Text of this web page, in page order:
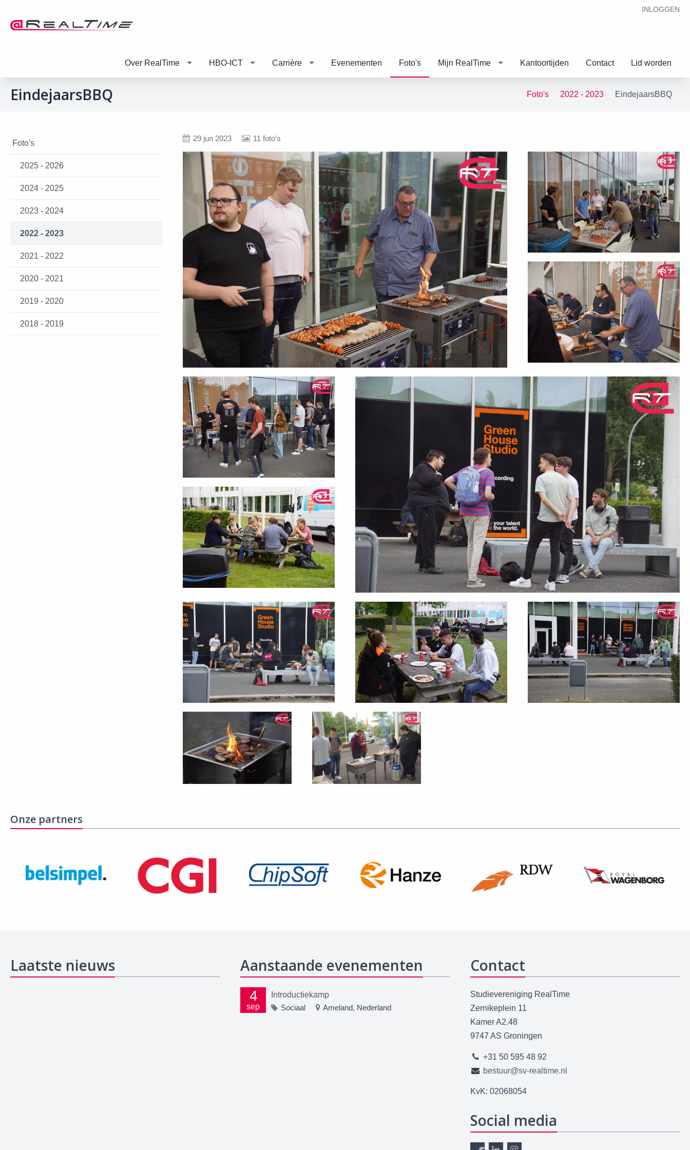
INLOGGEN
Over RealTime HBO-ICT Carrière Evenementen Foto's Mijn RealTime Kantoortijden Contact Lid worden
Foto's 2022 - 2023 EindejaarsBBQ
EindejaarsBBQ
Foto's
2025 - 2026
2024 - 2025
2023 - 2024
2022 - 2023
2021 - 2022
2020 - 2021
2019 - 2020
2018 - 2019
29 jun 2023 11 foto’s
Onze partners
Laatste nieuws Aanstaande evenementen
4
sep
Introductiekamp
Sociaal
Ameland, Nederland
Contact
Studievereniging RealTime
Zernikeplein 11
Kamer A2.48
9747 AS Groningen
+31 50 595 48 92
bestuur@sv-realtime.nl
KvK: 02068054
Social media